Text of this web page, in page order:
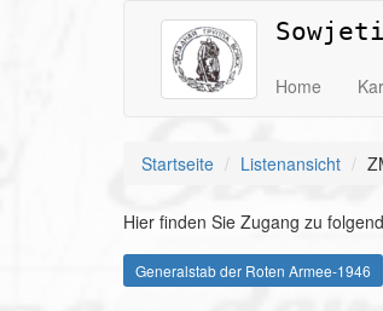
Home
Startseite Listenansicht
Hier finden Sie Zugang zu
Generalstab der Roten Armee-1946